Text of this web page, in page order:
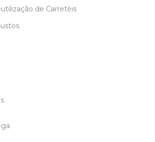
de Carretéis